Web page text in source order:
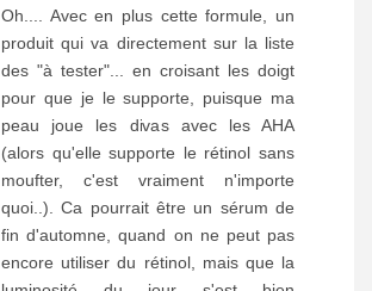
Oh.... Avec en plus cette formule, un
produit qui va directement sur la liste
des "à tester"... en croisant les doigt
pour que je le supporte, puisque ma
peau joue les divas avec les AHA
(alors qu'elle supporte le rétinol sans
moufter, c'est vraiment n'importe
quoi..). Ca pourrait être un sérum de
fin d'automne, quand on ne peut pas
encore utiliser du rétinol, mais que la